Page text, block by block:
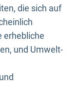
die sich auf
erhebliche
und Umwelt-